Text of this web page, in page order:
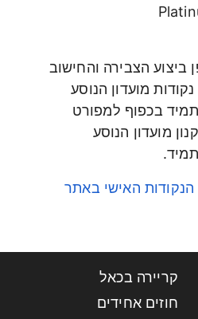
ביצוע הצבירה והחישוב
מועדון הנוסע
בכפוף למפורט
מועדון הנוסע
האישי באתר
קריירה בכאל
חוזים אחידים